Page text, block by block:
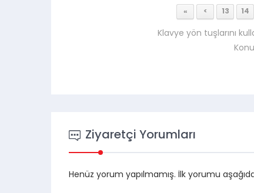
« < 13 14
Klavye yön tuşlarını
Ziyaretçi Yorumları
Henüz yorum yapılmamış. İlk yorumu